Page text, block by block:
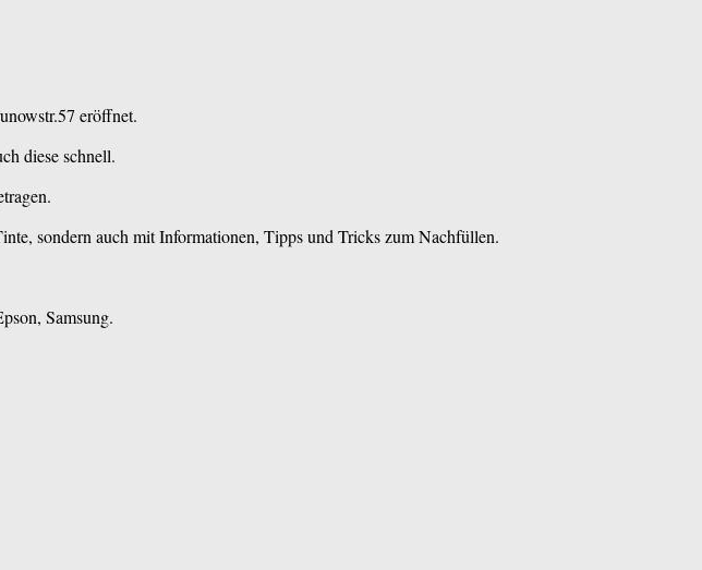
eröffnet.
diese schnell.
sondern auch mit Informationen, Tipps und Tricks zum Nachfüllen.
Samsung.